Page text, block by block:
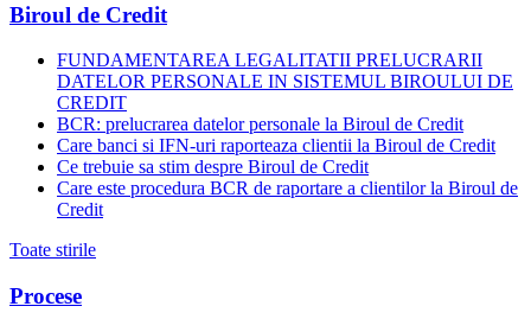
Biroul de Credit
FUNDAMENTAREA LEGALITATII PRELUCRARII
DATELOR PERSONALE IN SISTEMUL BIROULUI DE
CREDIT
BCR: prelucrarea datelor personale la Biroul de Credit
Care banci si IFN-uri raporteaza clientii la Biroul de Credit
Ce trebuie sa stim despre Biroul de Credit
Care este procedura BCR de raportare a clientilor la Biroul de
Credit
Toate stirile
Procese